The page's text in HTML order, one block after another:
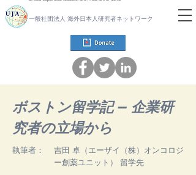
一般社団法人 海外日本人研究者ネットワーク
ボストン留学記 – 企業研
究者の立場から
執筆者：
吉田 卓（エーザイ（株）オンコロジ
ー創薬ユニット） 留学先